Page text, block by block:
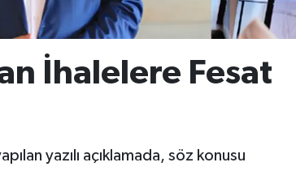
İhalelere Fesat
yazılı açıklamada, söz konusu